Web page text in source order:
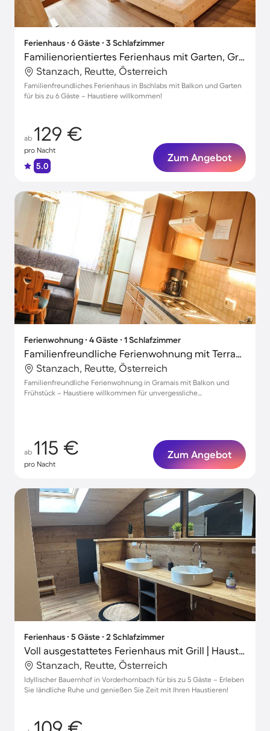
Ferienhaus ∙ 6 Gäste ∙ 3 Schlafzimmer
Familienorientiertes Ferienhaus mit Garten, Grill und Terrasse | Haustiere sind willkommen
Stanzach, Reutte, Österreich
Familienfreundliches Ferienhaus in Bschlabs mit Balkon und Garten
für bis zu 6 Gäste – Haustiere willkommen!
ab 129 €
pro Nacht
5.0
Zum Angebot
Ferienwohnung ∙ 4 Gäste ∙ 1 Schlafzimmer
Familienfreundliche Ferienwohnung mit Terrasse und Grill | Haustiere erlaubt
Stanzach, Reutte, Österreich
Familienfreundliche Ferienwohnung in Gramais mit Balkon und
Frühstück – Haustiere willkommen für unvergessliche
ab 115 €
pro Nacht
Zum Angebot
Ferienhaus ∙ 5 Gäste ∙ 2 Schlafzimmer
Voll ausgestattetes Ferienhaus mit Grill | Haustierfreundlich
Stanzach, Reutte, Österreich
Idyllischer Bauernhof in Vorderhornbach für bis zu 5 Gäste – Erleben
Sie ländliche Ruhe und genießen Sie Zeit mit Ihren Haustieren!